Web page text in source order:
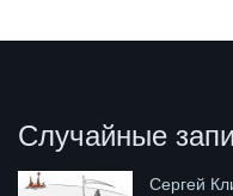
Случайные
Сергей